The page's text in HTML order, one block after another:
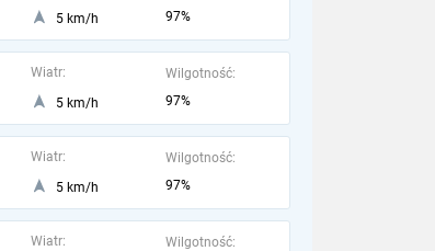
5 km/h
97%
Wiatr:
5 km/h
Wilgotność:
97%
Wiatr:
5 km/h
Wilgotność:
97%
Wiatr:
Wilgotność: